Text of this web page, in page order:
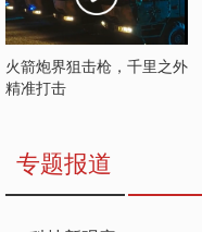
火箭炮界狙击枪，千里之外
精准打击
专题报道